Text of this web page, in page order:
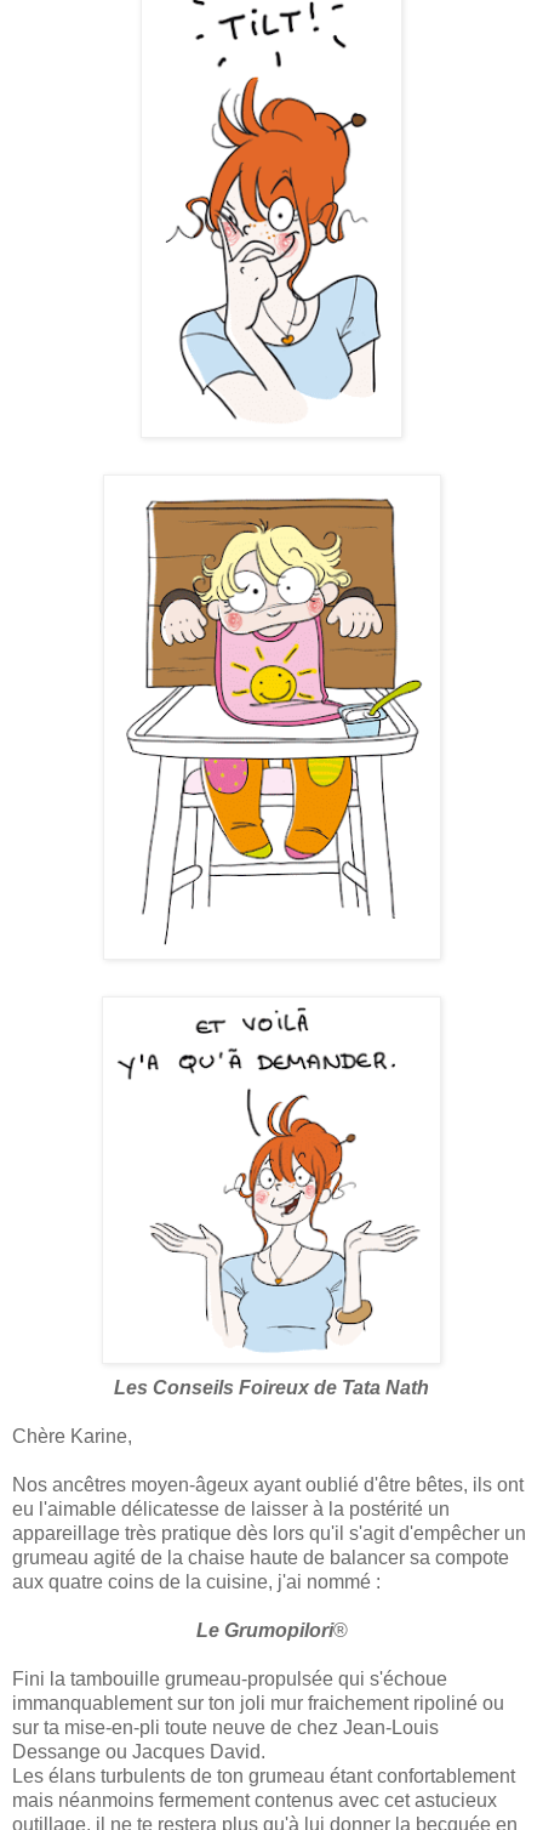
Les Conseils Foireux de Tata Nath
Chère Karine,
Nos ancêtres moyen-âgeux ayant oublié d'être bêtes, ils ont
eu l'aimable délicatesse de laisser à la postérité un
appareillage très pratique dès lors qu'il s'agit d'empêcher un
grumeau agité de la chaise haute de balancer sa compote
aux quatre coins de la cuisine, j'ai nommé :
Le Grumopilori®
Fini la tambouille grumeau-propulsée qui s'échoue
immanquablement sur ton joli mur fraichement ripoliné ou
sur ta mise-en-pli toute neuve de chez Jean-Louis
Dessange ou Jacques David.
Les élans turbulents de ton grumeau étant confortablement
mais néanmoins fermement contenus avec cet astucieux
outillage, il ne te restera plus qu'à lui donner la becquée en